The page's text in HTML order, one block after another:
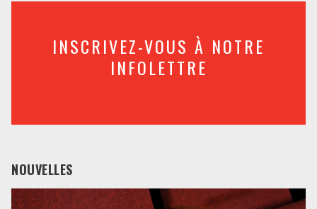
INSCRIVEZ-VOUS À NOTRE
INFOLETTRE
NOUVELLES